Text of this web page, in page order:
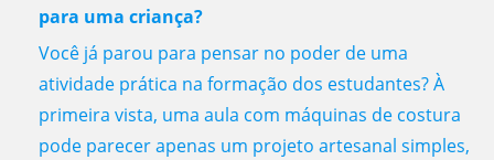
para uma criança?
Você já parou para pensar no poder de uma
atividade prática na formação dos estudantes? À
primeira vista, uma aula com máquinas de costura
pode parecer apenas um projeto artesanal simples,